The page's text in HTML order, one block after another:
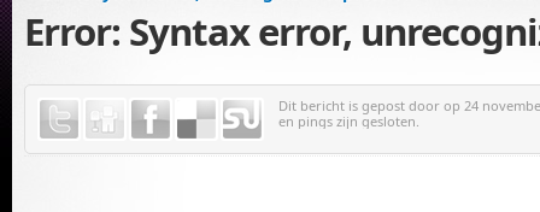
Error: Syntax error,
Dit bericht is gepost door op 24
en pings zijn gesloten.